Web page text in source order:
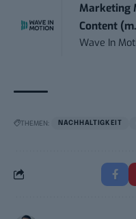
Marketing
Content
Wave In
THEMEN: NACHHALTIGKEIT